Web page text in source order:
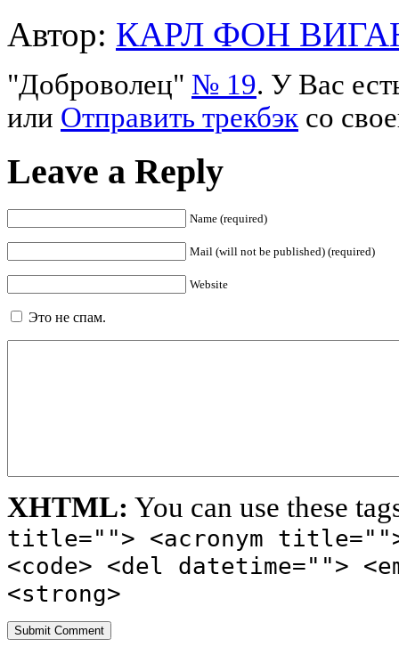
Автор: КАРЛ ФОН
"Доброволец" № 19. У Вас
или Отправить трекбэк со
Leave a Reply
Name (required)
Mail (will not be published) (required)
Website
Это не спам.
XHTML: You can use these
title=""> <acronym
<code> <del datetime="">
<strong>